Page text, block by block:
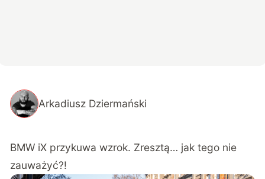
Arkadiusz Dziermański
BMW iX przykuwa wzrok. Zresztą… jak tego nie
zauważyć?!